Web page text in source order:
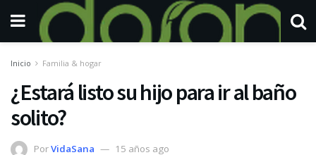
Inicio Familia & hogar
¿Estará listo su hijo para ir al baño
solito?
PorVidaSana 15 años ago